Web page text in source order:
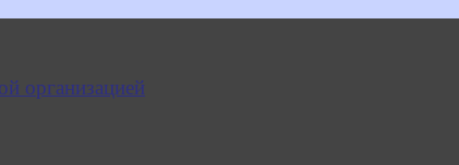
организацией